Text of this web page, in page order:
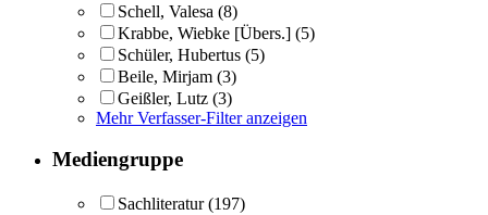
Schell, Valesa (8)
Krabbe, Wiebke [Übers.] (5)
Schüler, Hubertus (5)
Beile, Mirjam (3)
Geißler, Lutz (3)
Mehr Verfasser-Filter anzeigen
Mediengruppe
Sachliteratur (197)